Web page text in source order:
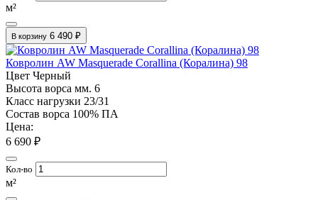
м²
В корзину 6 490 ₽
Ковролин AW Masquerade Corallina (Коралина) 98
Цвет Черный
Высота ворса мм. 6
Класс нагрузки 23/31
Состав ворса 100% ПА
Цена:
6 690 ₽
Кол-во
м²